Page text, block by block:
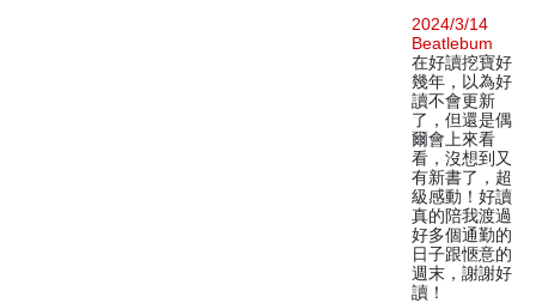
2024/3/14
Beatlebum
在好讀挖寶好
幾年，以為好
讀不會更新
了，但還是偶
爾會上來看
看，沒想到又
有新書了，超
級感動！好讀
真的陪我渡過
好多個通勤的
日子跟愜意的
週末，謝謝好
讀！